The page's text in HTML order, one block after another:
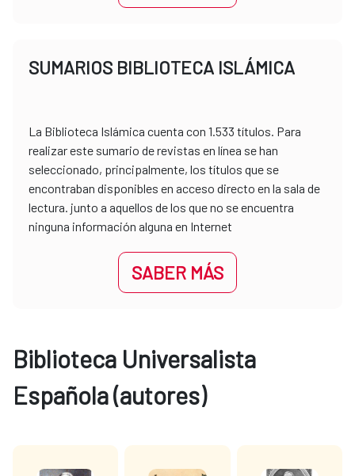
SUMARIOS BIBLIOTECA ISLÁMICA
La Biblioteca Islámica cuenta con 1.533 títulos. Para
realizar este sumario de revistas en línea se han
seleccionado, principalmente, los títulos que se
encontraban disponibles en acceso directo en la sala de
lectura. junto a aquellos de los que no se encuentra
ninguna información alguna en Internet
SABER MÁS
Biblioteca Universalista
Española (autores)